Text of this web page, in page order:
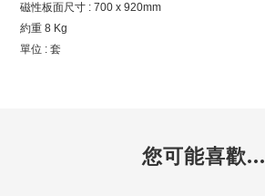
磁性板面尺寸 : 700 x 920mm
約重 8 Kg
單位 : 套
您可能喜歡...